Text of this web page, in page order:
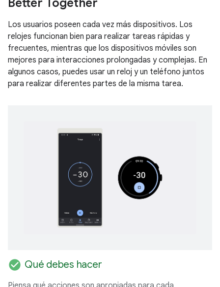
Better Together
Los usuarios poseen cada vez más dispositivos. Los
relojes funcionan bien para realizar tareas rápidas y
frecuentes, mientras que los dispositivos móviles son
mejores para interacciones prolongadas y complejas. En
algunos casos, puedes usar un reloj y un teléfono juntos
para realizar diferentes partes de la misma tarea.
check_circle Qué debes hacer